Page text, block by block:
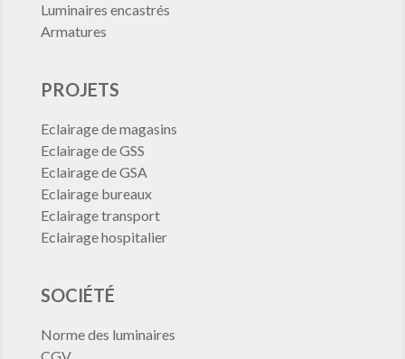
Luminaires encastrés
Armatures
PROJETS
Eclairage de magasins
Eclairage de GSS
Eclairage de GSA
Eclairage bureaux
Eclairage transport
Eclairage hospitalier
SOCIÉTÉ
Norme des luminaires